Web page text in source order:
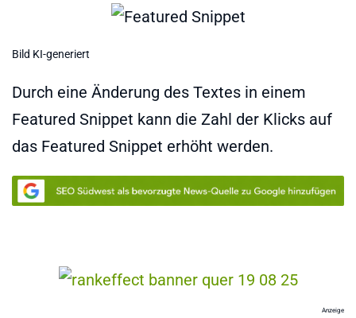
Bild KI-generiert
Durch eine Änderung des Textes in einem
Featured Snippet kann die Zahl der Klicks auf
das Featured Snippet erhöht werden.
Anzeige